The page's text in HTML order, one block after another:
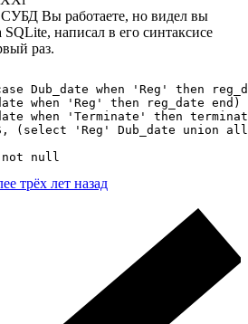
Вы работаете, но видел вы
написал в его синтаксисе
раз.
Dub_date when 'Reg' then
when 'Reg' then reg_date end)
when 'Terminate' then
(select 'Reg' Dub_date union
not null
трёх лет назад